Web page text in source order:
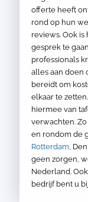
offerte heeft
rond op hun
reviews. Ook
gesprek te
professionals
alles aan doen
bereidt om
elkaar te
hiermee van
verwachten.
en rondom de
Rotterdam, Den
geen zorgen,
Nederland.
bedrijf bent u